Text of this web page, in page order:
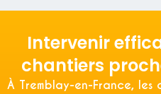
Intervenir
chantiers
À Tremblay-en-France, les